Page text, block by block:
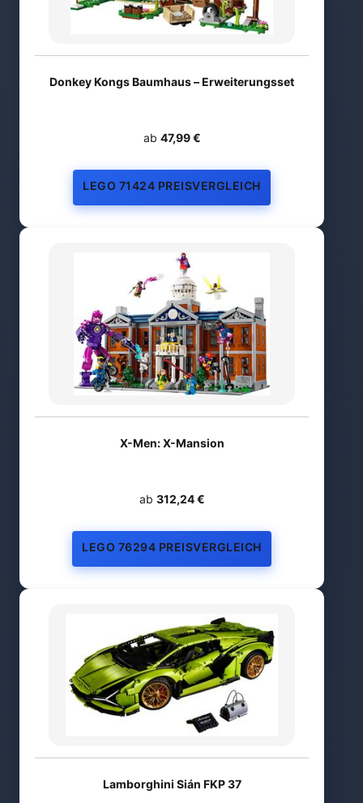
Donkey Kongs Baumhaus – Erweiterungsset
ab 47,99 €
LEGO 71424 PREISVERGLEICH
X-Men: X-Mansion
ab 312,24 €
LEGO 76294 PREISVERGLEICH
Lamborghini Sián FKP 37